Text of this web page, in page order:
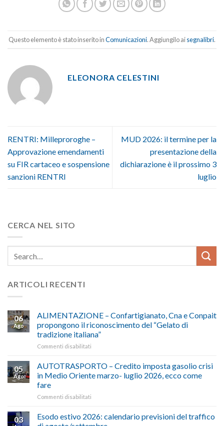
Questo elemento è stato inserito inComunicazioni. Aggiungilo aisegnalibri.
ELEONORA CELESTINI
RENTRI: Milleproroghe –
Approvazione emendamenti
su FIR cartaceo e sospensione
sanzioni RENTRI
MUD 2026: il termine per la
presentazione della
dichiarazione è il prossimo 3
luglio
CERCA NEL SITO
ARTICOLI RECENTI
06
Ago
ALIMENTAZIONE – Confartigianato, Cna e Conpait
propongono il riconoscimento del “Gelato di
tradizione italiana”
Commenti disabilitati
–
Confartigianato,
Cna
il
riconoscimento
05
Ago
AUTOTRASPORTO – Credito imposta gasolio crisi
in Medio Oriente marzo- luglio 2026, ecco come
fare
Commenti disabilitati
–
Credito
03
Esodo estivo 2026: calendario previsioni del traffico